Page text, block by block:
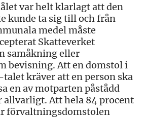
var helt klarlagt att den
kunde ta sig till och från
medel måste
Skatteverket
samåkning eller
bevisning. Att en domstol i
kräver att en person ska
en av motparten påstådd
allvarligt. Att hela 84 procent
förvaltningsdomstolen